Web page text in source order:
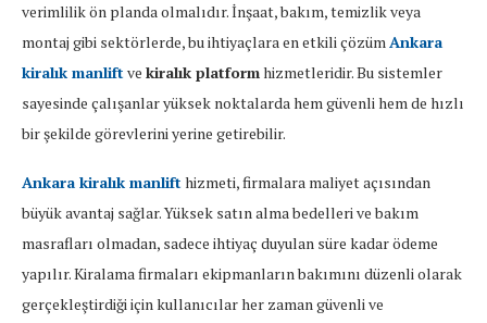
verimlilik ön planda olmalıdır. İnşaat, bakım, temizlik veya
montaj gibi sektörlerde, bu ihtiyaçlara en etkili çözümAnkara
kiralık manliftve kiralık platformhizmetleridir. Bu sistemler
sayesinde çalışanlar yüksek noktalarda hem güvenli hem de hızlı
bir şekilde görevlerini yerine getirebilir.
Ankara kiralık manlifthizmeti, firmalara maliyet açısından
büyük avantaj sağlar. Yüksek satın alma bedelleri ve bakım
masrafları olmadan, sadece ihtiyaç duyulan süre kadar ödeme
yapılır. Kiralama firmaları ekipmanların bakımını düzenli olarak
gerçekleştirdiği için kullanıcılar her zaman güvenli ve